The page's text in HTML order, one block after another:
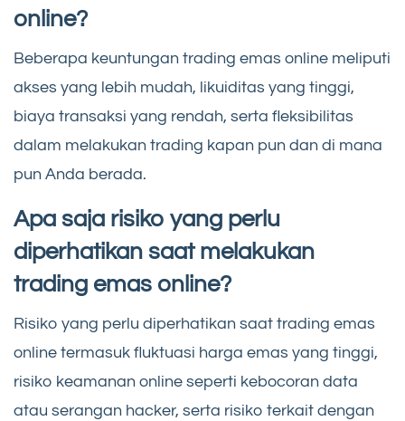
online?
Beberapa keuntungan trading emas online meliputi
akses yang lebih mudah, likuiditas yang tinggi,
biaya transaksi yang rendah, serta fleksibilitas
dalam melakukan trading kapan pun dan di mana
pun Anda berada.
Apa saja risiko yang perlu
diperhatikan saat melakukan
trading emas online?
Risiko yang perlu diperhatikan saat trading emas
online termasuk fluktuasi harga emas yang tinggi,
risiko keamanan online seperti kebocoran data
atau serangan hacker, serta risiko terkait dengan